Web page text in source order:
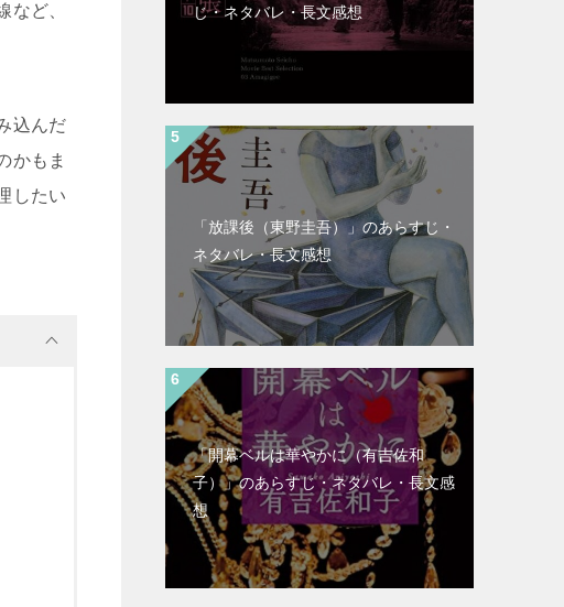
など、
込んだ
かもま
したい
じ・ネタバレ・長文感想
「放課後（東野圭吾）」のあらすじ・
ネタバレ・長文感想
「開幕ベルは華やかに（有吉佐和
子）」のあらすじ・ネタバレ・長文感
想